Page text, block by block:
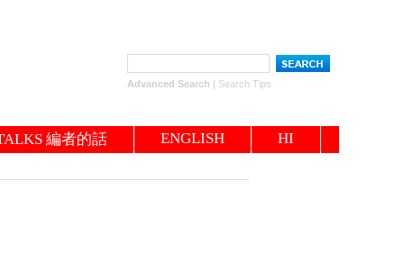
Advanced Search | Search Tips
編者的話 ENGLISH HI